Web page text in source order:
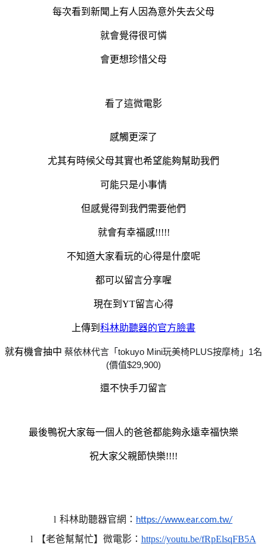
每次看到新聞上有人因為意外失去父母
就會覺得很可憐
會更想珍惜父母
看了這微電影
感觸更深了
尤其有時候父母其實也希望能夠幫助我們
可能只是小事情
但感覺得到我們需要他們
就會有幸福感!!!!!
不知道大家看玩的心得是什麼呢
都可以留言分享喔
現在到YT留言心得
上傳到 科林助聽器的官方臉書
就有機會抽中 蔡依林代言「tokuyo Mini玩美椅PLUS按摩椅」1名
(價值$29,900)
還不快手刀留言
最後鴨祝大家每一個人的爸爸都能夠永遠幸福快樂
祝大家父親節快樂!!!!
l 科林助聽器官網 ： https://www.ear.com.tw/
l 【老爸幫幫忙】微電影： https://youtu.be/fRpElsqFB5A